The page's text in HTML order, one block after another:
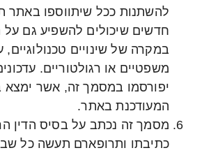
להשתנות ככל שיתווספו באתר
חדשים שיכולים להשפיע גם על
במקרה של שינויים טכנולוגיים,
משפטיים או רגולטוריים.
יפורסמו במסמך זה, אשר ימצא
המעודכנת באתר.
מסמך זה נכתב על בסיס הדין
כתיבתו ותרופארם תעשה כל